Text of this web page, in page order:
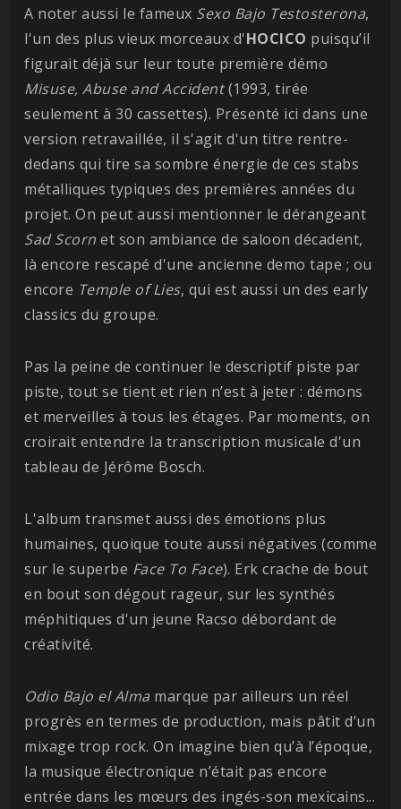
A noter aussi le fameux Sexo Bajo Testosterona,
l'un des plus vieux morceaux d'HOCICO puisqu’il
figurait déjà sur leur toute première démo
Misuse, Abuse and Accident(1993, tirée
seulement à 30 cassettes). Présenté ici dans une
version retravaillée, il s'agit d'un titre rentre-
dedans qui tire sa sombre énergie de ces stabs
métalliques typiques des premières années du
projet. On peut aussi mentionner le dérangeant
Sad Scorn et son ambiance de saloon décadent,
là encore rescapé d'une ancienne demo tape ; ou
encore Temple of Lies, qui est aussi un des early
classics du groupe.
Pas la peine de continuer le descriptif piste par
piste, tout se tient et rien n’est à jeter : démons
et merveilles à tous les étages. Par moments, on
croirait entendre la transcription musicale d'un
tableau de Jérôme Bosch.
L'album transmet aussi des émotions plus
humaines, quoique toute aussi négatives (comme
sur le superbe Face To Face). Erk crache de bout
en bout son dégout rageur, sur les synthés
méphitiques d'un jeune Racso débordant de
créativité.
Odio Bajo el Alma marque par ailleurs un réel
progrès en termes de production, mais pâtit d’un
mixage trop rock. On imagine bien qu’à l’époque,
la musique électronique n’était pas encore
entrée dans les mœurs des ingés-son mexicains...